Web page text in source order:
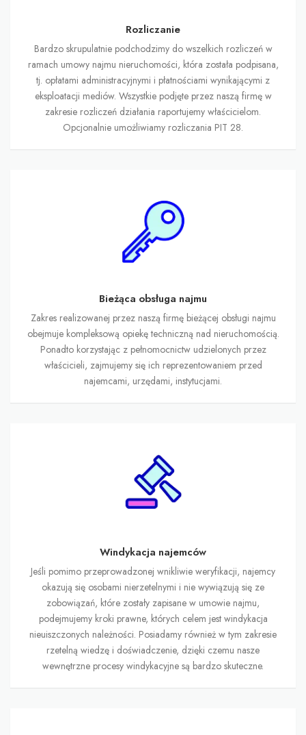
Rozliczanie
Bardzo skrupulatnie podchodzimy do wszelkich rozliczeń w
ramach umowy najmu nieruchomości, która została podpisana,
tj. opłatami administracyjnymi i płatnościami wynikającymi z
eksploatacji mediów. Wszystkie podjęte przez naszą firmę w
zakresie rozliczeń działania raportujemy właścicielom.
Opcjonalnie umożliwiamy rozliczania PIT 28.
Bieżąca obsługa najmu
Zakres realizowanej przez naszą firmę bieżącej obsługi najmu
obejmuje kompleksową opiekę techniczną nad nieruchomością.
Ponadto korzystając z pełnomocnictw udzielonych przez
właścicieli, zajmujemy się ich reprezentowaniem przed
najemcami, urzędami, instytucjami.
Windykacja najemców
Jeśli pomimo przeprowadzonej wnikliwie weryfikacji, najemcy
okazują się osobami nierzetelnymi i nie wywiązują się ze
zobowiązań, które zostały zapisane w umowie najmu,
podejmujemy kroki prawne, których celem jest windykacja
nieuiszczonych należności. Posiadamy również w tym zakresie
rzetelną wiedzę i doświadczenie, dzięki czemu nasze
wewnętrzne procesy windykacyjne są bardzo skuteczne.